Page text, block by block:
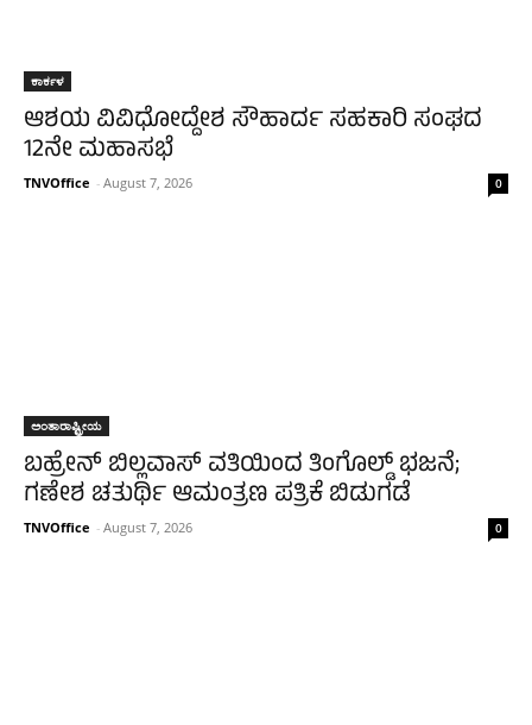
ಕಾರ್ಕಳ
ಆಶಯ ವಿವಿಧೋದ್ದೇಶ ಸೌಹಾರ್ದ ಸಹಕಾರಿ ಸಂಘದ
12ನೇ ಮಹಾಸಭೆ
TNVOffice - August 7, 2026 0
ಅಂತಾರಾಷ್ಟ್ರೀಯ
ಬಹ್ರೇನ್ ಬಿಲ್ಲವಾಸ್ ವತಿಯಿಂದ ತಿಂಗೊಲ್ಡ್ ಭಜನೆ;
ಗಣೇಶ ಚತುರ್ಥಿ ಆಮಂತ್ರಣ ಪತ್ರಿಕೆ ಬಿಡುಗಡೆ
TNVOffice - August 7, 2026 0